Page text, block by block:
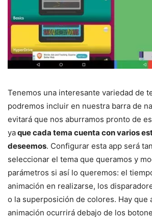
Tenemos una interesante variedad de
podremos incluir en nuestra barra de
evitará que nos aburramos pronto de
yaque cada tema cuenta con varios
deseemos. Configurar esta app será
seleccionar el tema que queramos y
parámetros si así lo queremos: el
animación en realizarse, los
o la superposición de colores. Hay que
animación ocurrirá debajo de los